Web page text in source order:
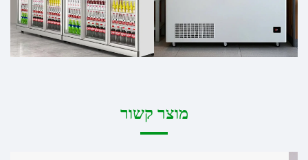
מוצר קשור